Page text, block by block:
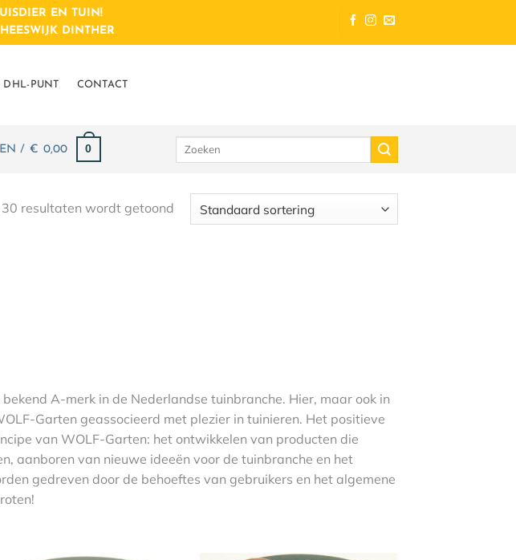
EN TUIN!
DINTHER
DHL-PUNT CONTACT
/ € 0,00 0
Zoeken
resultaten wordt getoond
A-merk in de Nederlandse tuinbranche. Hier, maar ook in
Garten geassocieerd met plezier in tuinieren. Het positieve
van WOLF-Garten: het ontwikkelen van producten die
aanboren van nieuwe ideeën voor de tuinbranche en het
gedreven door de behoeftes van gebruikers en het algemene